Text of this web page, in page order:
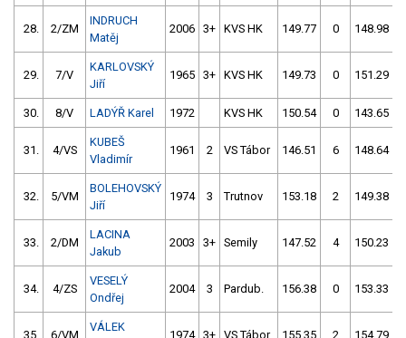
28. 2/ZM
INDRUCH
Matěj
2006 3+ KVS HK 149.77 0 148.98
29. 7/V
KARLOVSKÝ
Jiří
1965 3+ KVS HK 149.73 0 151.29
30. 8/V LADÝŘ Karel 1972 KVS HK 150.54 0 143.65
31. 4/VS
KUBEŠ
Vladimír
1961 2 VS Tábor 146.51 6 148.64
32. 5/VM
BOLEHOVSKÝ
Jiří
1974 3 Trutnov 153.18 2 149.38
33. 2/DM
LACINA
Jakub
2003 3+ Semily 147.52 4 150.23
34. 4/ZS
VESELÝ
Ondřej
2004 3 Pardub. 156.38 0 153.33
35. 6/VM
VÁLEK
1974 3+ VS Tábor 155.35 2 154.79